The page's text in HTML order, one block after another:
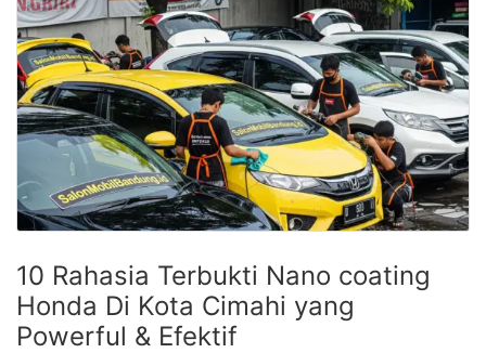
10 Rahasia Terbukti Nano coating
Honda Di Kota Cimahi yang
Powerful & Efektif